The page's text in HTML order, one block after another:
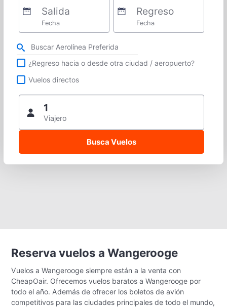
Salida
Fecha
Regreso
Fecha
Refina tu búsqueda por aerolínea, ciudad o aeropuerto o vuelos directos
¿Regreso hacia o desde otra ciudad / aeropuerto?
Vuelos directos
1
Viajero
Reserva vuelos a Wangerooge
Vuelos a Wangerooge siempre están a la venta con
CheapOair. Ofrecemos vuelos baratos a Wangerooge por
todo el año. Además de ofrecer los boletos de avión
competitivos para las ciudades principales de todo el mundo,